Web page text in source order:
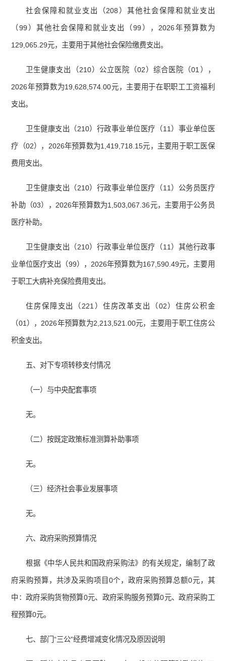
社会保障和就业支出（208）其他社会保障和就业支出
（99）其他社会保障和就业支出（99），2026年预算数为
129,065.29元，主要用于其他社会保险缴费支出。
卫生健康支出（210）公立医院（02）综合医院（01），
2026年预算数为19,628,574.00元，主要用于在职职工工资福利
支出。
卫生健康支出（210）行政事业单位医疗（11）事业单位医
疗（02），2026年预算数为1,419,718.15元，主要用于职工医保
费用支出。
卫生健康支出（210）行政事业单位医疗（11）公务员医疗
补助（03），2026年预算数为1,503,067.36元，主要用于公务员
医疗补助。
卫生健康支出（210）行政事业单位医疗（11）其他行政事
业单位医疗支出（99），2026年预算数为167,590.49元，主要用
于职工大病补充保险费用支出。
住房保障支出（221）住房改革支出（02）住房公积金
（01），2026年预算数为2,213,521.00元，主要用于职工住房公
积金支出。
五、对下专项转移支付情况
（一）与中央配套事项
无。
（二）按既定政策标准测算补助事项
无。
（三）经济社会事业发展事项
无。
六、政府采购预算情况
根据《中华人民共和国政府采购法》的有关规定，编制了政
府采购预算，共涉及采购项目0个，政府采购预算总额0元，其
中：政府采购货物预算0元、政府采购服务预算0元、政府采购工
程预算0元。
七、部门“三公”经费增减变化情况及原因说明